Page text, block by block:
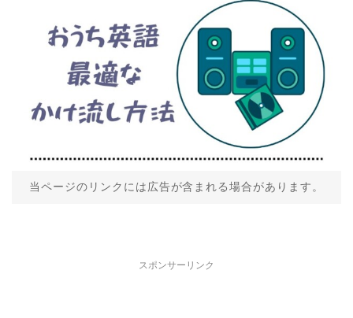
当ページのリンクには広告が含まれる場合があります。
スポンサーリンク